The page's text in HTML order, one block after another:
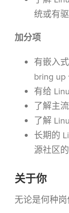
统或有
加分项
有嵌入
bring up
有给
了解主
了解
长期的
源社区
关于你
无论是何种岗